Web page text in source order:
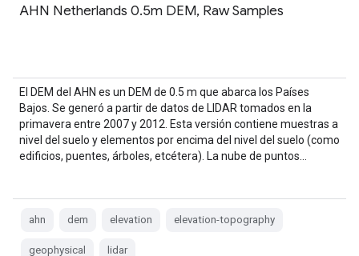
AHN Netherlands 0.5m DEM, Raw Samples
El DEM del AHN es un DEM de 0.5 m que abarca los Países
Bajos. Se generó a partir de datos de LIDAR tomados en la
primavera entre 2007 y 2012. Esta versión contiene muestras a
nivel del suelo y elementos por encima del nivel del suelo (como
edificios, puentes, árboles, etcétera). La nube de puntos…
ahn dem elevation elevation-topography
geophysical lidar